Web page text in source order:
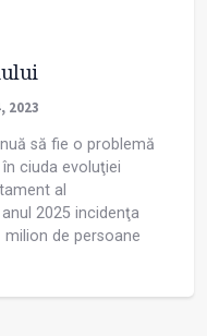
2023
să fie o problemă
ciuda evoluţiei
al
2025 incidenţa
de persoane